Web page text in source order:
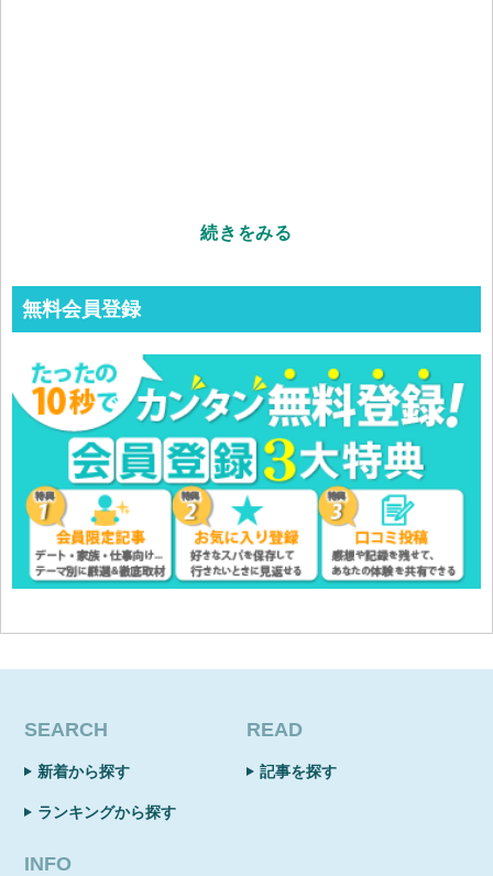
続きをみる
無料会員登録
SEARCH
新着から探す
ランキングから探す
READ
記事を探す
INFO